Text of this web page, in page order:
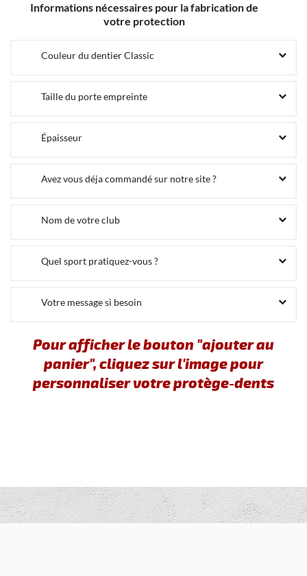
Informations nécessaires pour la fabrication de
votre protection
Couleur du dentier Classic
Taille du porte empreinte
Épaisseur
Avez vous déja commandé sur notre site ?
Nom de votre club
Quel sport pratiquez-vous ?
Votre message si besoin
Pour afficher le bouton "ajouter au
panier", cliquez sur l'image pour
personnaliser votre protège-dents